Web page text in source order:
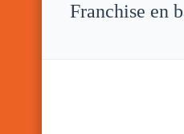
Franchise en